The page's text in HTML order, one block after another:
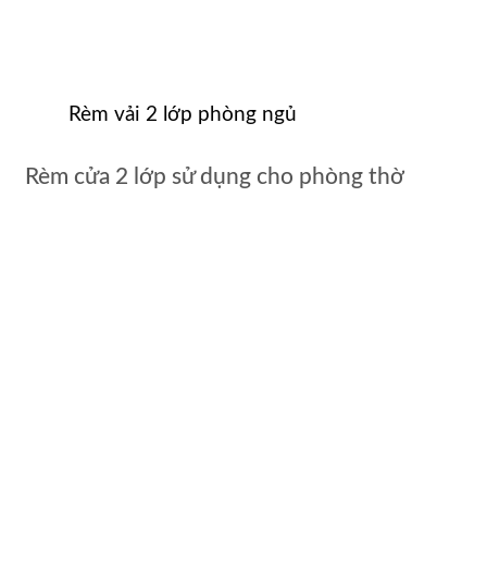
Rèm vải 2 lớp phòng ngủ
Rèm cửa 2 lớp sử dụng cho phòng thờ